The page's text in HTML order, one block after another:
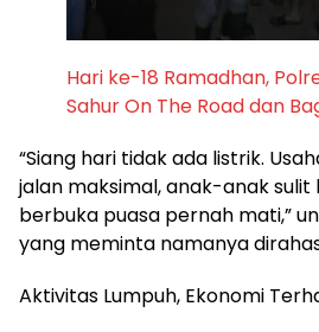
Hari ke-18 Ramadhan,
Sahur On The Road dan
“Siang hari tidak ada listrik.
jalan maksimal, anak-anak sulit
berbuka puasa pernah mati,”
yang meminta namanya
Aktivitas Lumpuh, Ekonomi